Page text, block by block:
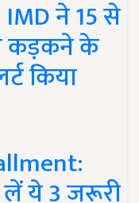
ने 15 से
कड़कने के
किया
ये 3 जरूरी